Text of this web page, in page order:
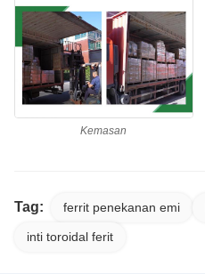
Kemasan
Tag: ferrit penekanan emi
inti toroidal ferit